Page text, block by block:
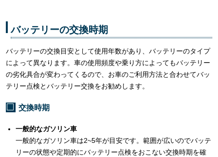
バッテリーの交換時期
バッテリーの交換目安として使用年数があり、バッテリーのタイプ
によって異なります。車の使用頻度や乗り方によってもバッテリー
の劣化具合が変わってくるので、お車のご利用方法と合わせてバッ
テリー点検とバッテリー交換をお勧めします。
交換時期
一般的なガソリン車
一般的なガソリン車は2~5年が目安です。範囲が広いのでバッテ
リーの状態や定期的にバッテリー点検をおこない交換時期を確